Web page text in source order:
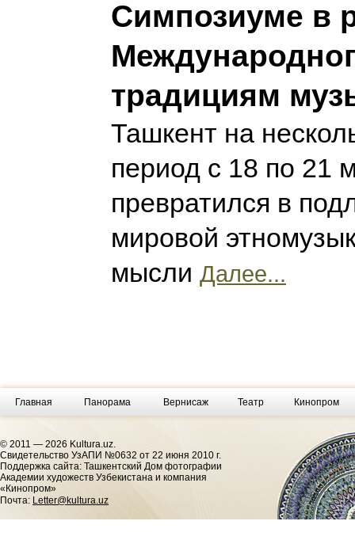
Симпозиуме в
традициям
Ташкент на
период с 18 по 21
превратился в
мировой
мысли Далее...
Главная Панорама Вернисаж Театр Кинопром
© 2011 — 2026 Kultura.uz.
Cвидетельство УзАПИ №0632 от 22 июня 2010 г.
Поддержка сайта: Ташкентский Дом фотографии
Академии художеств Узбекистана и компания
«Кинопром»
Почта: Letter@kultura.uz